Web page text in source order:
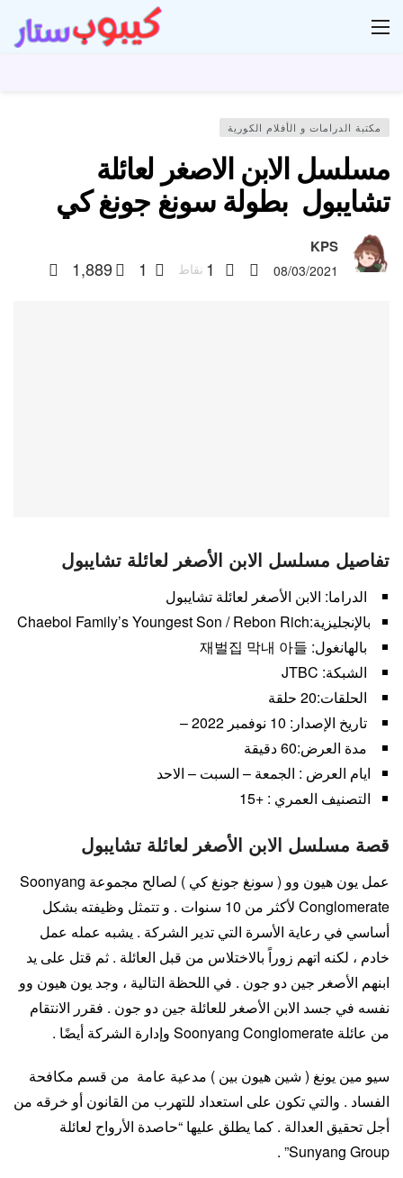
مكتبة الدرامات و الأفلام الكورية
مسلسل الابن الاصغر لعائلة
تشايبول بطولة سونغ جونغ كي
KPS
08/03/2021
1 نقاط 1
1,889
تفاصيل مسلسل الابن الأصغر لعائلة تشايبول
الدراما: الابن الأصغر لعائلة تشايبول
بالإنجليزية:Chaebol Family’s Youngest Son / Rebon Rich
بالهانغول: 재벌집 막내 아들
الشبكة: JTBC
الحلقات:20 حلقة
تاريخ الإصدار: 10 نوفمبر 2022 –
مدة العرض:60 دقيقة
ايام العرض : الجمعة – السبت – الاحد
التصنيف العمري : +15
قصة مسلسل الابن الأصغر لعائلة تشايبول
عمل يون هيون وو ( سونغ جونغ كي ) لصالح مجموعة Soonyang
Conglomerate لأكثر من 10 سنوات . و تتمثل وظيفته بشكل
أساسي في رعاية الأسرة التي تدير الشركة . يشبه عمله عمل
خادم ، لكنه اتهم زوراً بالاختلاس من قبل العائلة . ثم قتل على يد
ابنهم الأصغر جين دو جون . في اللحظة التالية ، وجد يون هيون وو
نفسه في جسد الابن الأصغر للعائلة جين دو جون . فقرر الانتقام
من عائلة Soonyang Conglomerate وإدارة الشركة أيضًا .
سيو مين يونغ ( شين هيون بين ) مدعية عامة من قسم مكافحة
الفساد . والتي تكون على استعداد للتهرب من القانون أو خرقه من
أجل تحقيق العدالة . كما يطلق عليها “حاصدة الأرواح لعائلة
Sunyang Group” .